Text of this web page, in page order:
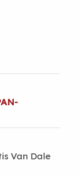
Van Dale